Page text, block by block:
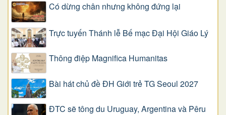
Có dừng chân nhưng không đứng lại
Trực tuyến Thánh lễ Bế mạc Đại Hội Giáo Lý
Thông điệp Magnifica Humanitas
Bài hát chủ đề ĐH Giới trẻ TG Seoul 2027
ĐTC sẽ tông du Uruguay, Argentina và Pêru